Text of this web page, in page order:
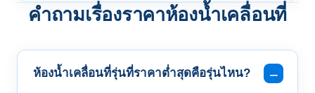
คำถามเรื่องราคาห้องน้ำเคลื่อนที่
ห้องน้ำเคลื่อนที่รุ่นที่ราคาต่ำสุดคือรุ่นไหน?